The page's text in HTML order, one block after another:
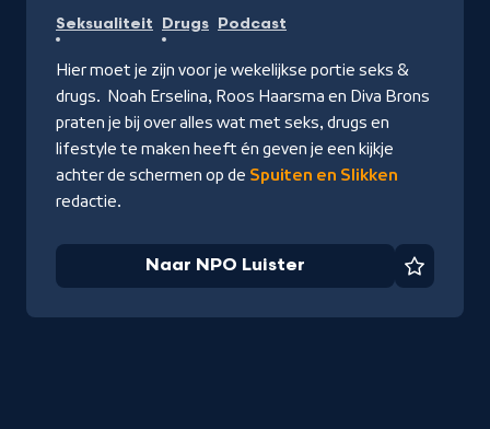
Luister
Seksualiteit Drugs Podcast
Hier moet je zijn voor je wekelijkse portie seks &
drugs. Noah Erselina, Roos Haarsma en Diva Brons
praten je bij over alles wat met seks, drugs en
lifestyle te maken heeft én geven je een kijkje
achter de schermen op de Spuiten en Slikken
redactie.
Naar NPO Luister